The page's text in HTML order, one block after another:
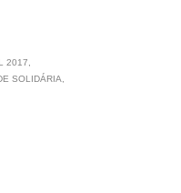
2017
SOLIDÁRIA